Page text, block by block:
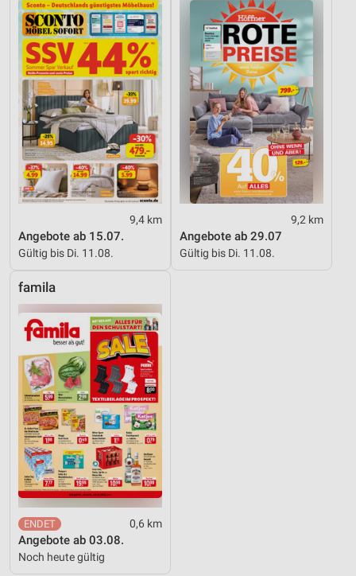
9,4 km
Angebote ab 15.07.
Gültig bis Di. 11.08.
9,2 km
Angebote ab 29.07
Gültig bis Di. 11.08.
famila
0,6 km
Angebote ab 03.08.
Noch heute gültig